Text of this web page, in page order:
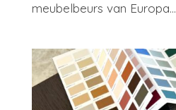
meubelbeurs van Europa...